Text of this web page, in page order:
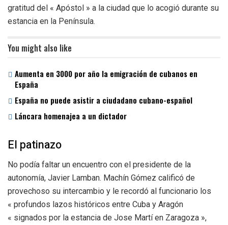
gratitud del « Apóstol » a la ciudad que lo acogió durante su
estancia en la Península.
You might also like
Aumenta en 3000 por año la emigración de cubanos en
España
España no puede asistir a ciudadano cubano-español
Láncara homenajea a un dictador
El patinazo
No podía faltar un encuentro con el presidente de la
autonomía, Javier Lamban. Machín Gómez calificó de
provechoso su intercambio y le recordó al funcionario los
« profundos lazos históricos entre Cuba y Aragón
« signados por la estancia de Jose Martí en Zaragoza »,